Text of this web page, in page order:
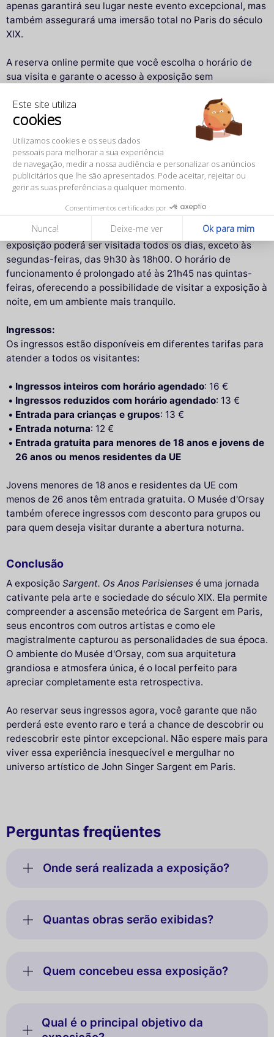
Este site utiliza
cookies
Utilizamos cookies e os seus dados
pessoais para melhorar a sua experiência
de navegação, medir a nossa audiência e personalizar os anúncios
publicitários que lhe são apresentados. Pode aceitar, rejeitar ou
gerir as suas preferências a qualquer momento.
Consentimentos certificados por
Nunca! Deixe-me ver Ok para mim
apenas garantirá seu lugar neste evento excepcional, mas
também assegurará uma imersão total no Paris do século
XIX.
A reserva online permite que você escolha o horário de
sua visita e garante o acesso à exposição sem
popular, pode ter horários de visitação muito concorridos,
especialmente durante os finais de semana ou nas férias
escolares. Ao reservar com antecedência, você garante
que poderá visitar a exposição na data e no horário mais
convenientes, evitando as longas filas.
de 23 de setembro de 2025 a 11 de janeiro de 2026. A
exposição poderá ser visitada todos os dias, exceto às
segundas-feiras, das 9h30 às 18h00. O horário de
funcionamento é prolongado até às 21h45 nas quintas-
feiras, oferecendo a possibilidade de visitar a exposição à
noite, em um ambiente mais tranquilo.
Ingressos:
Os ingressos estão disponíveis em diferentes tarifas para
atender a todos os visitantes:
Ingressos inteiros com horário agendado: 16 €
Ingressos reduzidos com horário agendado: 13 €
Entrada para crianças e grupos: 13 €
Entrada noturna: 12 €
Entrada gratuita para menores de 18 anos e jovens de
26 anos ou menos residentes da UE
Jovens menores de 18 anos e residentes da UE com
menos de 26 anos têm entrada gratuita. O Musée d'Orsay
também oferece ingressos com desconto para grupos ou
para quem deseja visitar durante a abertura noturna.
Conclusão
A exposição Sargent. Os Anos Parisienses é uma jornada
cativante pela arte e sociedade do século XIX. Ela permite
compreender a ascensão meteórica de Sargent em Paris,
seus encontros com outros artistas e como ele
magistralmente capturou as personalidades de sua época.
O ambiente do Musée d'Orsay, com sua arquitetura
grandiosa e atmosfera única, é o local perfeito para
apreciar completamente esta retrospectiva.
Ao reservar seus ingressos agora, você garante que não
perderá este evento raro e terá a chance de descobrir ou
redescobrir este pintor excepcional. Não espere mais para
viver essa experiência inesquecível e mergulhar no
universo artístico de John Singer Sargent em Paris.
Perguntas freqüentes
Onde será realizada a exposição?
Quantas obras serão exibidas?
Quem concebeu essa exposição?
Qual é o principal objetivo da